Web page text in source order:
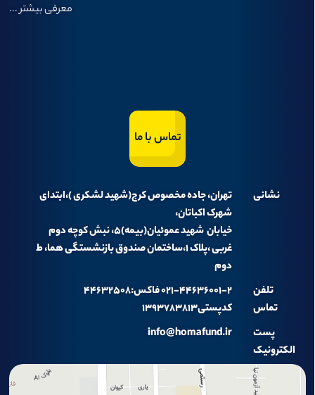
معرفی بیشتر...
تماس با ما
نشانی
تهران، جاده مخصوص کرج(شهید لشکری )،ابتدای
شهرک اکباتان،
خیابان شهید عموئیان(بیمه)۵، نبش کوچه دوم
غربی ،پلاک ۱،ساختمان صندوق بازنشستگی هما، ط
دوم
تلفن
تماس
۰۲۱-۴۴۶۳۶۰۰۱-۲ فاکس:۴۴۶۳۲۵۰۸
کدپستی۱۳۹۳۷۸۳۸۱۳
پست
الکترونیک
info@homafund.ir